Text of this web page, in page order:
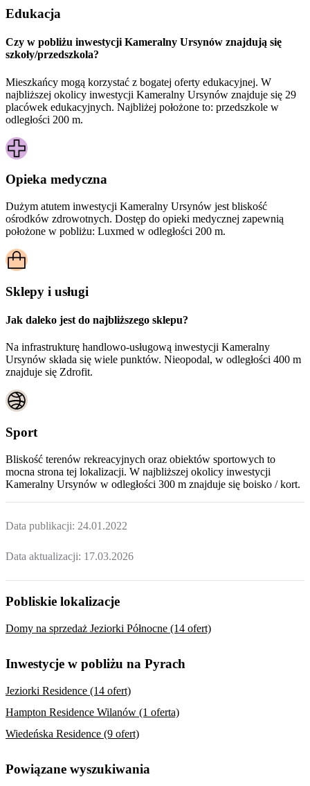
Edukacja
Czy w pobliżu inwestycji Kameralny Ursynów znajdują się
szkoły/przedszkola?
Mieszkańcy mogą korzystać z bogatej oferty edukacyjnej. W
najbliższej okolicy inwestycji Kameralny Ursynów znajduje się 29
placówek edukacyjnych. Najbliżej położone to: przedszkole w
odległości 200 m.
Opieka medyczna
Dużym atutem inwestycji Kameralny Ursynów jest bliskość
ośrodków zdrowotnych. Dostęp do opieki medycznej zapewnią
położone w pobliżu: Luxmed w odległości 200 m.
Sklepy i usługi
Jak daleko jest do najbliższego sklepu?
Na infrastrukturę handlowo-usługową inwestycji Kameralny
Ursynów składa się wiele punktów. Nieopodal, w odległości 400 m
znajduje się Zdrofit.
Sport
Bliskość terenów rekreacyjnych oraz obiektów sportowych to
mocna strona tej lokalizacji. W najbliższej okolicy inwestycji
Kameralny Ursynów w odległości 300 m znajduje się boisko / kort.
Data publikacji: 24.01.2022
Data aktualizacji: 17.03.2026
Pobliskie lokalizacje
Domy na sprzedaż Jeziorki Północne (14 ofert)
Inwestycje w pobliżu na Pyrach
Jeziorki Residence (14 ofert)
Hampton Residence Wilanów (1 oferta)
Wiedeńska Residence (9 ofert)
Powiązane wyszukiwania